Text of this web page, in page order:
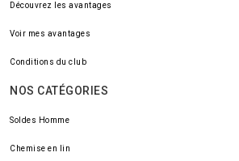
Découvrez les avantages
Voir mes avantages
Conditions du club
NOS CATÉGORIES
Soldes Homme
Chemise en lin